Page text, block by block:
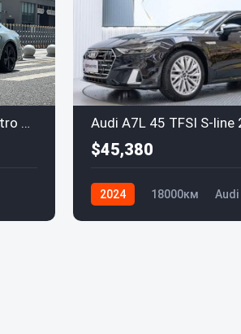
Audi A7L 2024 45 TFSI quattro RS Package
$45,380
2024 18000км Audi